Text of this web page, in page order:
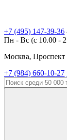
+7 (495) 147-39-36
Пн - Вс (c 10.00 -
Москва,
+7 (984) 660-10-27